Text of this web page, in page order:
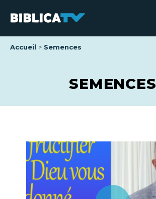
Accueil Semences
SEMENCES